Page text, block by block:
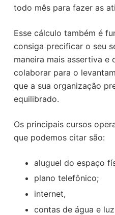
todo mês para fazer as
Esse cálculo também é
consiga precificar o seu
maneira mais assertiva e
colaborar para o
que a sua organização
equilibrado.
Os principais cursos
que podemos citar são:
aluguel do espaço
plano telefônico;
internet,
contas de água e luz